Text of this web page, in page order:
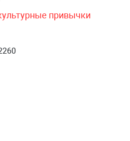
привычки